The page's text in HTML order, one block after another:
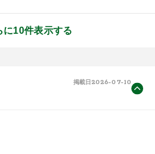
に10件表示する
掲載日 2026-07-10